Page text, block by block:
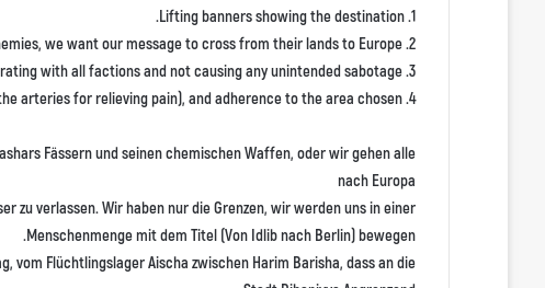
1. Lifting banners showing the destination.
2. The Turks are not enemies, we want our message to cross from their lands to Europe.
3. Cooperating with all factions and not causing any unintended sabotage.
4. Not to approach the humanitarian crossings (the arteries for relieving pain), and adherence to the area chosen.
Fässern und seinen chemischen Waffen, oder wir gehen alle
nach Europa
zu verlassen. Wir haben nur die Grenzen, wir werden uns in einer
Menschenmenge mit dem Titel (Von Idlib nach Berlin) bewegen.
vom Flüchtlingslager Aischa zwischen Harim Barisha, dass an die